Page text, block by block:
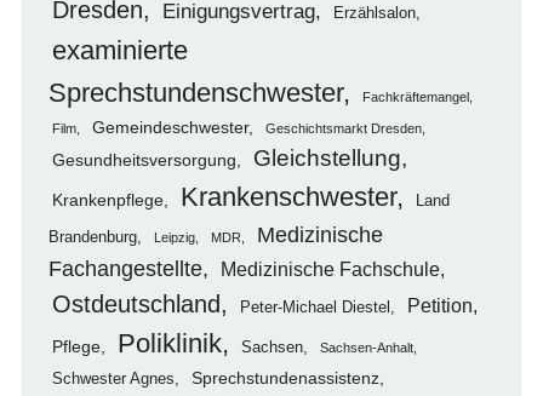
Dresden Einigungsvertrag Erzählsalon
examinierte
Sprechstundenschwester
Fachkräftemangel
Film Gemeindeschwester Geschichtsmarkt Dresden
Gesundheitsversorgung Gleichstellung
Krankenpflege Krankenschwester Land
Brandenburg Leipzig MDR
Medizinische
Fachangestellte
Medizinische Fachschule
Ostdeutschland Peter-Michael Diestel Petition
Pflege Poliklinik Sachsen Sachsen-Anhalt
Schwester Agnes Sprechstundenassistenz